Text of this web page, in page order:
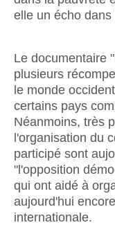
elle un écho
Le documentaire
plusieurs
le monde
certains pays
Néanmoins, très
l'organisation du
participé sont
"l'opposition
qui ont aidé à
aujourd'hui
internationale.